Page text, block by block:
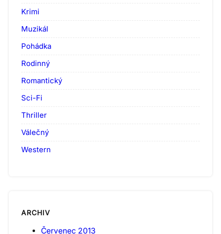
Krimi
Muzikál
Pohádka
Rodinný
Romantický
Sci-Fi
Thriller
Válečný
Western
ARCHIV
Červenec 2013